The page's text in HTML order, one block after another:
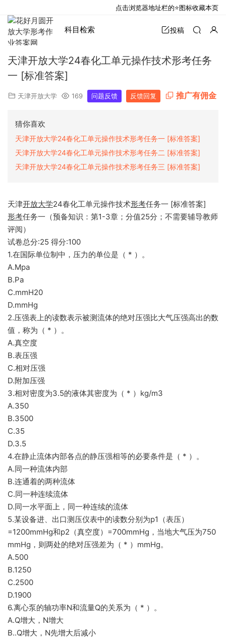
科目检索 投稿
天津开放大学24春化工单元操作技术形考任务
一 [标准答案]
天津开放大学 169 问题反馈 反馈回复 推广有佣金
猜你喜欢
天津开放大学24春化工单元操作技术形考任务一 [标准答案]
天津开放大学24春化工单元操作技术形考任务二 [标准答案]
天津开放大学24春化工单元操作技术形考任务三 [标准答案]
天津开放大学24春化工单元操作技术形考任务一 [标准答案]
形考任务一（预备知识：第1-3章；分值25分；不需要辅导教师
评阅）
试卷总分:25 得分:100
1.在国际单位制中，压力的单位是（ * ）。
A.Mpa
B.Pa
C.mmH20
D.mmHg
2.压强表上的读数表示被测流体的绝对压强比大气压强高出的数
值，称为（ * ）。
A.真空度
B.表压强
C.相对压强
D.附加压强
3.相对密度为3.5的液体其密度为（ * ）kg/m3
A.350
B.3500
C.35
D.3.5
4.在静止流体内部各点的静压强相等的必要条件是（ * ）。
A.同一种流体内部
B.连通着的两种流体
C.同一种连续流体
D.同一水平面上，同一种连续的流体
5.某设备进、出口测压仪表中的读数分别为p1（表压）
=1200mmHg和p2（真空度）=700mmHg，当地大气压为750
mmHg，则两处的绝对压强差为（ * ）mmHg。
A.500
B.1250
C.2500
D.1900
6.离心泵的轴功率N和流量Q的关系为（ * ）。
A.Q增大，N增大
B..Q增大，N先增大后减小
点击浏览器地址栏的⭐图标收藏本页